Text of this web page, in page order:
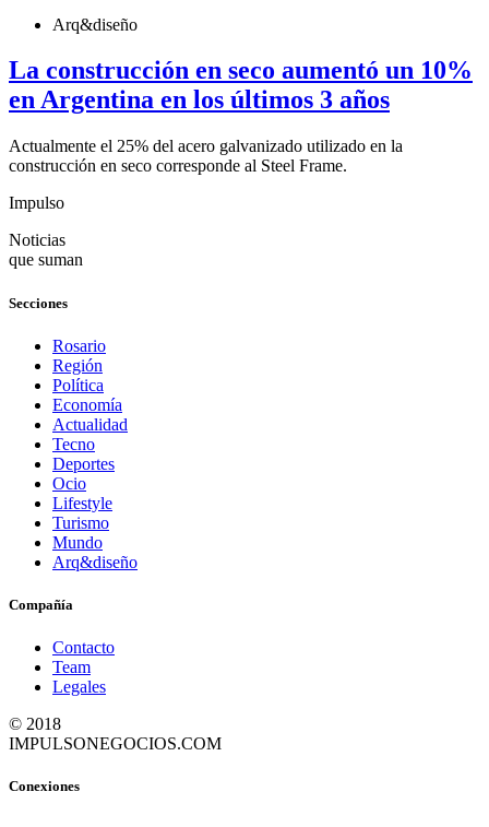
Arq&diseño
La construcción en seco aumentó un 10%
en Argentina en los últimos 3 años
Actualmente el 25% del acero galvanizado utilizado en la
construcción en seco corresponde al Steel Frame.
Impulso
Noticias
que suman
Secciones
Rosario
Región
Política
Economía
Actualidad
Tecno
Deportes
Ocio
Lifestyle
Turismo
Mundo
Arq&diseño
Compañía
Contacto
Team
Legales
© 2018
IMPULSONEGOCIOS.COM
Conexiones